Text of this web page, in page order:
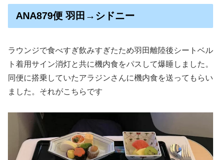
ANA879便 羽田→シドニー
ラウンジで食べすぎ飲みすぎたため羽田離陸後シートベル
ト着用サイン消灯と共に機内食をパスして爆睡しました。
同便に搭乗していたアラジンさんに機内食を送ってもらい
ました。それがこちらです